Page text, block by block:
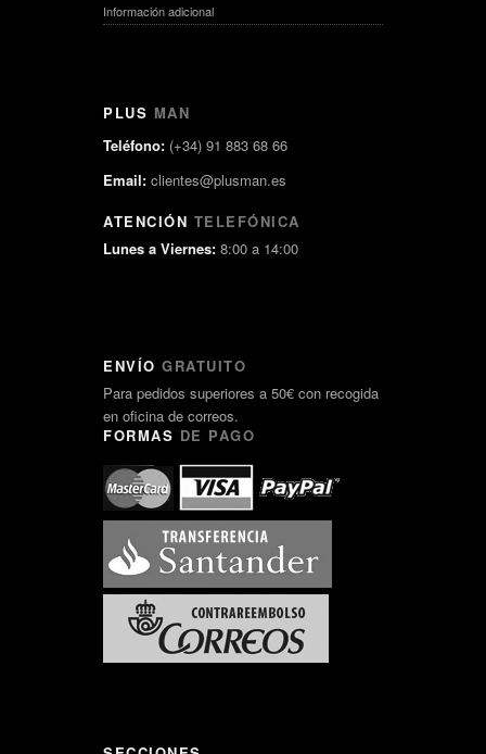
Información adicional
PLUS MAN
Teléfono: (+34) 91 883 68 66
Email: clientes@plusman.es
ATENCIÓN TELEFÓNICA
Lunes a Viernes: 8:00 a 14:00
ENVÍO GRATUITO
Para pedidos superiores a 50€ con recogida
en oficina de correos.
FORMAS DE PAGO